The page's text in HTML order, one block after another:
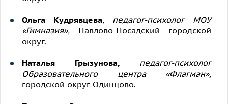
Ольга Кудрявцева, педагог-психолог МОУ
«Гимназия», Павлово-Посадский городской
округ.
Наталья Грызунова,
педагог-психолог
Образовательного центра «Флагман»,
городской округ Одинцово.